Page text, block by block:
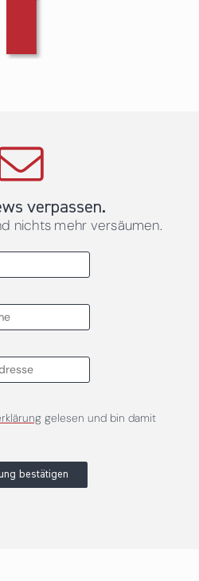
verpassen.
nichts mehr versäumen.
gelesen und bin damit
bestätigen